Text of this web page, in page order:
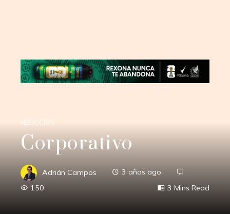
NEGOCIOS
Corporativo
Adrián Campos
3 años ago
150
3 Mins Read